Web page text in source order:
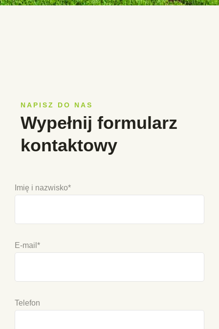
NAPISZ DO NAS
Wypełnij formularz
kontaktowy
Imię i nazwisko*
E-mail*
Telefon